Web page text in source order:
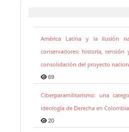
América Latina y la ilusión
conservadores: historia, tensión
consolidación del proyecto
69
Ciberparamilitarismo: una
ideología de Derecha en Colombia
20